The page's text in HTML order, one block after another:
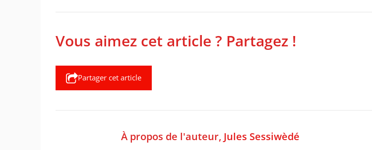
Vous aimez cet article ? Partagez !
Partager cet article
À propos de l'auteur, Jules Sessiwèdé